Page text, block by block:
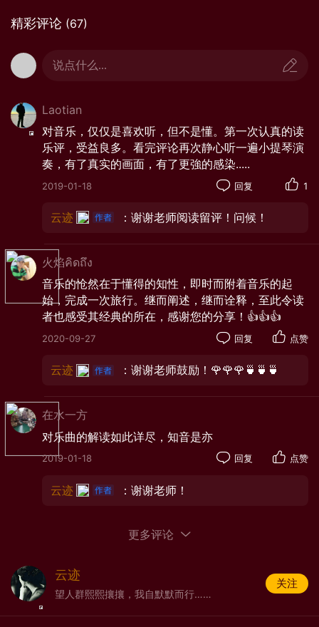
吉普赛民族是从不定居的流浪民族，世世代代过着
清苦而又饱受歧视的生活，但这个民族活泼、乐观、能
歌善舞。
作者萨拉萨蒂以流浪者手法描写了这一民族性格的
几个侧面，并使小提琴的旋律性与技巧性得到相当完美
的结合。
都说人生如戏，戏如人生，而有时候，音乐也能演
心的旋律和提琴技巧展示了吉普赛人命运之歌。
题旋律，沉重、悲怆、惆怅、凄楚，带有悲剧性色彩，
一下子就勾画出了流浪的吉普赛人忧郁又刚强的民族性
精彩评论 (67)
说点什么...
Laotian
对音乐，仅仅是喜欢听，但不是懂。第一次认真的读
乐评，受益良多。看完评论再次静心听一遍小提琴演
奏，有了真实的画面，有了更強的感染.....
2019-01-18 回复 1
云迹 ：谢谢老师阅读留评！问候！
火焰คิดถึง
音乐的怆然在于懂得的知性，即时而附着音乐的起
始，完成一次旅行。继而阐述，继而诠释，至此令读
者也感受其经典的所在，感谢您的分享！👍👍👍
2020-09-27 回复 点赞
云迹 ：谢谢老师鼓励！🌹🌹🌹🍵🍵🍵
在水一方
对乐曲的解读如此详尽，知音是亦
2019-01-18 回复 点赞
云迹 ：谢谢老师！
更多评论
云迹
望人群熙熙攘攘，我自默默而行……
关注